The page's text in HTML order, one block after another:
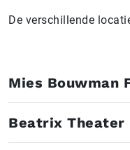
De verschillende
Mies Bouwman
Beatrix Theater